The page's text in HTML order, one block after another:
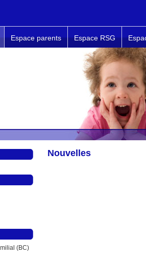
Espace parents Espace RSG
(BC)
Nouvelles